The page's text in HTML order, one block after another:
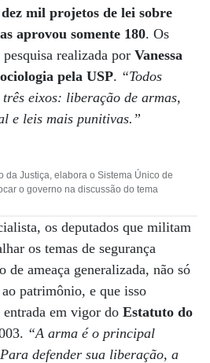
mil projetos de lei sobre
aprovou somente 180. Os
realizada por Vanessa
pela USP. “Todos
eixos: liberação de armas,
e leis mais punitivas.”
da Justiça, elabora o Sistema Único de
o governo na discussão do tema
os deputados que militam
os temas de segurança
de ameaça generalizada, não só
patrimônio, e que isso
em vigor do Estatuto do
“A arma é o principal
defender sua liberação, a